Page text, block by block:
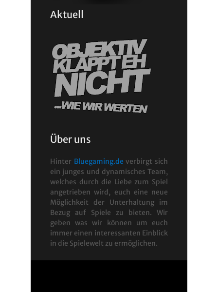
Aktuell
Über uns
Hinter Bluegaming.de verbirgt sich
ein junges und dynamisches Team,
welches durch die Liebe zum Spiel
angetrieben wird, euch eine neue
Möglichkeit der Unterhaltung im
Bezug auf Spiele zu bieten. Wir
geben was wir können um euch
immer einen interessanten Einblick
in die Spielewelt zu ermöglichen.